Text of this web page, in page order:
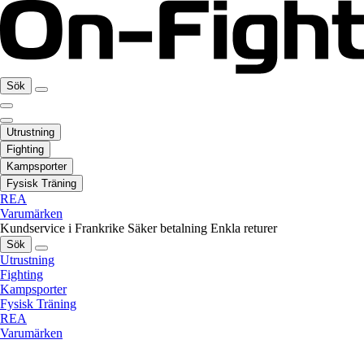
Sök
Utrustning
Fighting
Kampsporter
Fysisk Träning
REA
Varumärken
Kundservice i Frankrike Säker betalning Enkla returer
Sök
Utrustning
Fighting
Kampsporter
Fysisk Träning
REA
Varumärken